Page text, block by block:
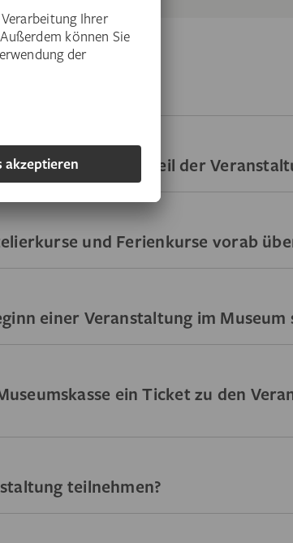
für den Praxisteil der
und Ferienkurse vorab
einer Veranstaltung im Museum
ein Ticket zu den
teilnehmen?